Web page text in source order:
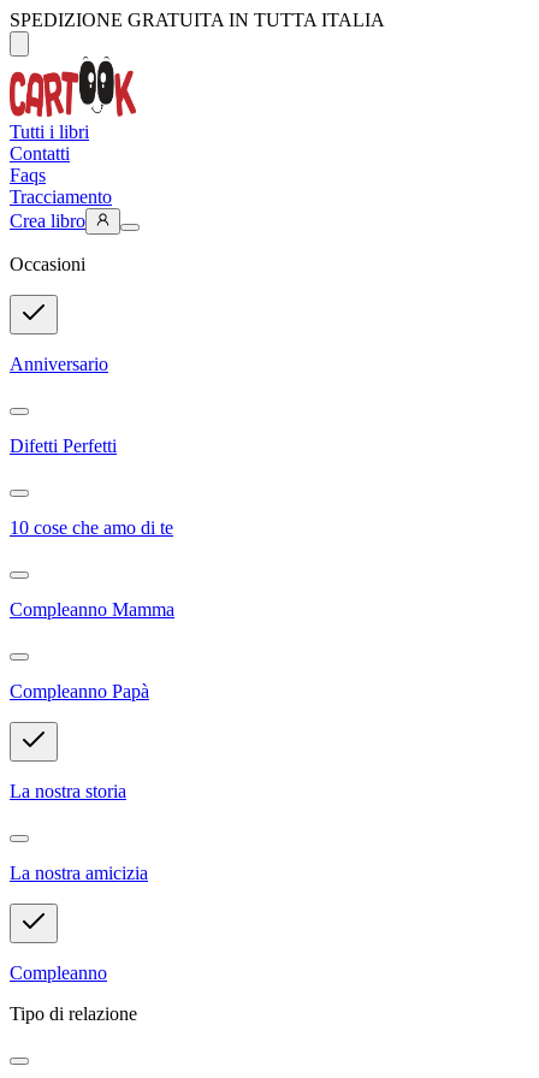
SPEDIZIONE GRATUITA IN TUTTA ITALIA
Tutti i libri
Contatti
Faqs
Tracciamento
Crea libro
Occasioni
Anniversario
Difetti Perfetti
10 cose che amo di te
Compleanno Mamma
Compleanno Papà
La nostra storia
La nostra amicizia
Compleanno
Tipo di relazione